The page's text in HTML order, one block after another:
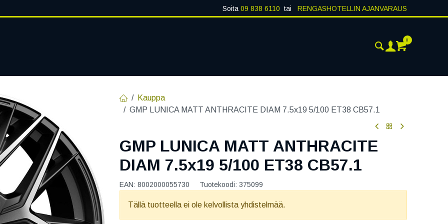
Soita 09 838 6110 tai RENGASHOTELLIN AJANVARAUS
0
Kauppa
GMP LUNICA MATT ANTHRACITE DIAM 7.5x19 5/100 ET38 CB57.1
GMP LUNICA MATT ANTHRACITE
DIAM 7.5x19 5/100 ET38 CB57.1
EAN: 8002000055730 Tuotekoodi: 375099
Tällä tuotteella ei ole kelvollista yhdistelmää.